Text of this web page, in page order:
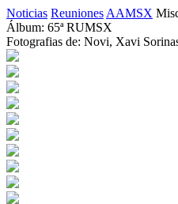
Noticias Reuniones AAMSX
Álbum: 65ª RUMSX
Fotografias de: Novi, Xavi